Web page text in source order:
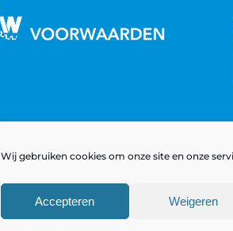
Wij gebruiken cookies om onze site en onze
Accepteren Weigeren